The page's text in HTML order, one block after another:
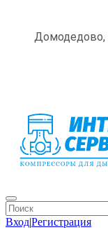
Домодедово,
Вход|Регистрация